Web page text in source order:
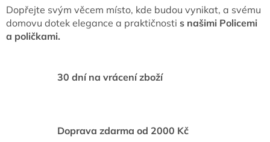
a
c
k
v
á
n
Dopřejte svým věcem místo, kde budou vynikat, a svému
domovu dotek elegance a praktičnosti s našimi Policemi
a poličkami.
30 dní na vrácení zboží
Doprava zdarma od 2000 Kč